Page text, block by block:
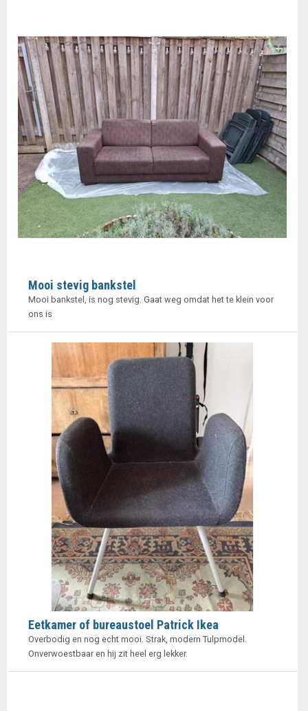
Mooi stevig bankstel
Mooi bankstel, is nog stevig. Gaat weg omdat het te klein voor
ons is
Eetkamer of bureaustoel Patrick Ikea
Overbodig en nog echt mooi. Strak, modern Tulpmodel.
Onverwoestbaar en hij zit heel erg lekker.